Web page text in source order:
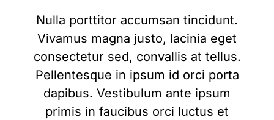
Nulla porttitor accumsan tincidunt.
Vivamus magna justo, lacinia eget
consectetur sed, convallis at tellus.
Pellentesque in ipsum id orci porta
dapibus. Vestibulum ante ipsum
primis in faucibus orci luctus et